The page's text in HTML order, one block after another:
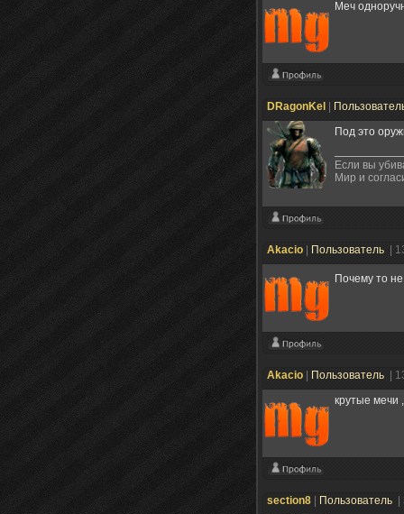
Меч
DRagonKel
Под это
Если вы
Мир и
Akacio Пользователь |
Почему то
Akacio Пользователь
|
крутые мечи
section8 Пользователь